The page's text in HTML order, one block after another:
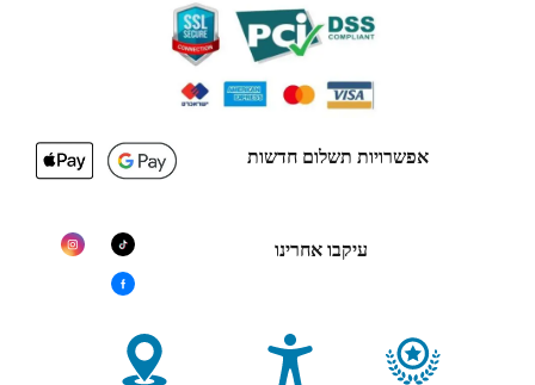
אפשרויות תשלום חדשות
עיקבו אחרינו